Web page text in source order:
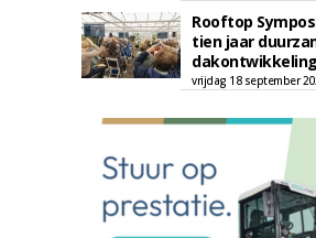
Rooftop
tien jaar
dakontwikkeling
vrijdag 18 september